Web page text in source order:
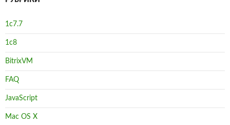
1с7.7
1с8
BitrixVM
FAQ
JavaScript
Mac OS X